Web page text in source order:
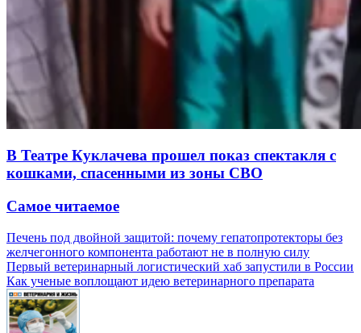
В Театре Куклачева прошел показ спектакля с
кошками, спасенными из зоны СВО
Самое читаемое
Печень под двойной защитой: почему гепатопротекторы без
желчегонного компонента работают не в полную силу
Первый ветеринарный логистический хаб запустили в России
Как ученые воплощают идею ветеринарного препарата